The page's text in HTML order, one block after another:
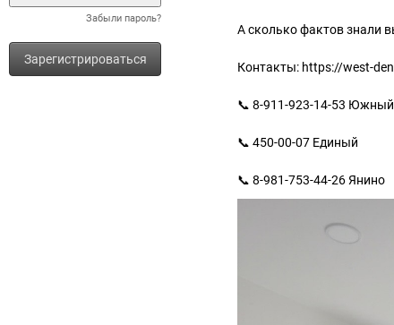
Забыли пароль?
Зарегистрироваться
А сколько фактов знали
Контакты: https://west-
📞 8-911-923-14-53 Южный
📞 450-00-07 Единый
📞 8-981-753-44-26 Янино